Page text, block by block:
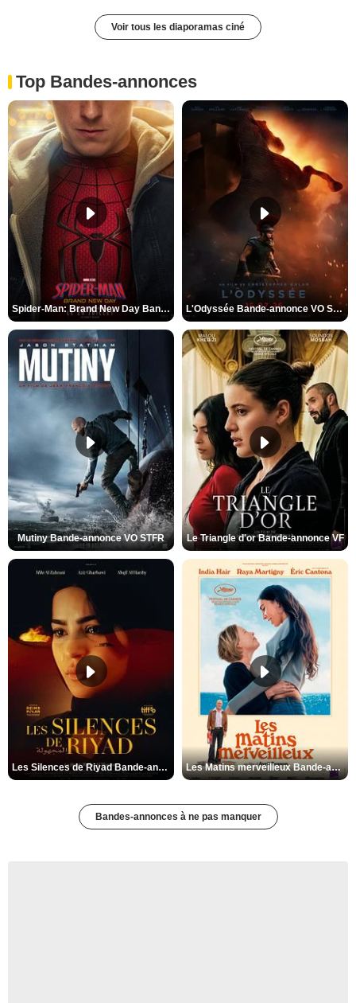
Voir tous les diaporamas ciné
Top Bandes-annonces
Spider-Man: Brand New Day Bande-annonce VO STFR L'Odyssée Bande-annonce VO STFR
Mutiny Bande-annonce VO STFR Le Triangle d'or Bande-annonce VF
Les Silences de Riyad Bande-annonce VO STFR Les Matins merveilleux Bande-annonce VF
Bandes-annonces à ne pas manquer